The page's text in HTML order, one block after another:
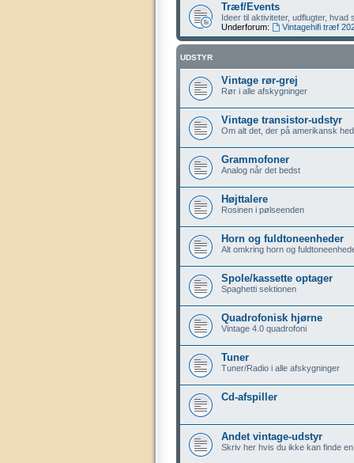
Træf/Events
Ideer til aktiviteter, udflugter, hvad
Underforum:
Vintagehifi træf
UDSTYR
Vintage rør-grej
Rør i alle afskygninger
Vintage transistor-udstyr
Om alt det, der på amerikansk
Grammofoner
Analog når det bedst
Højttalere
Rosinen i pølseenden
Horn og fuldtoneenheder
Alt omkring horn og
Spole/kassette optager
Spaghetti sektionen
Quadrofonisk hjørne
Vintage 4.0 quadrofoni
Tuner
Tuner/Radio i alle afskygninger
Cd-afspiller
Andet vintage-udstyr
Skriv her hvis du ikke kan finde